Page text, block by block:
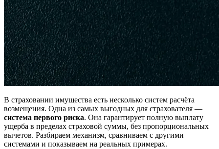
В страховании имущества есть несколько систем расчёта
возмещения. Одна из самых выгодных для страхователя —
система первого риска. Она гарантирует полную выплату
ущерба в пределах страховой суммы, без пропорциональных
вычетов. Разбираем механизм, сравниваем с другими
системами и показываем на реальных примерах.